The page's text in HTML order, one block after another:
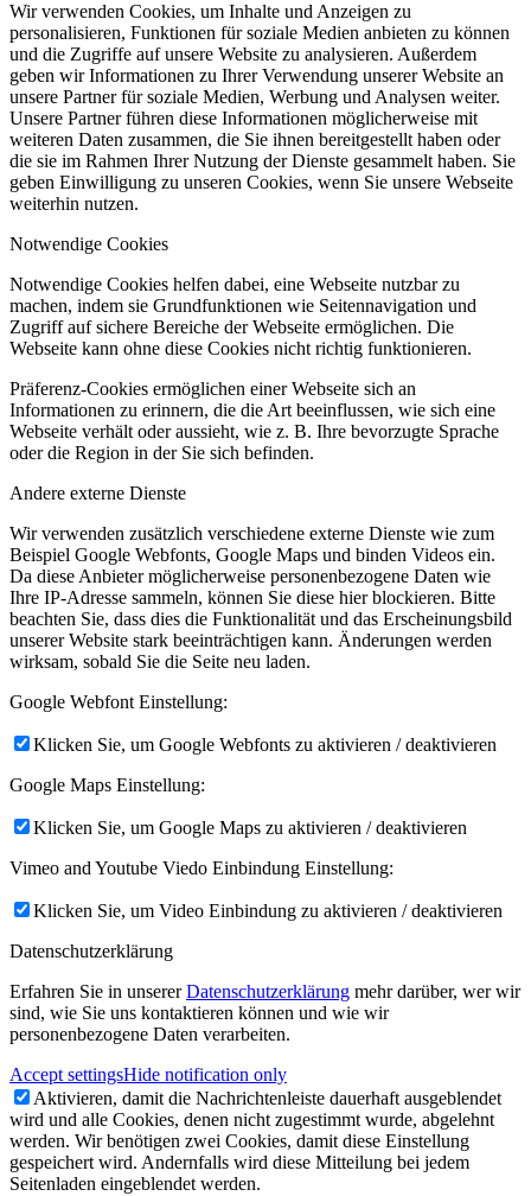
Wir verwenden Cookies, um Inhalte und Anzeigen zu
personalisieren, Funktionen für soziale Medien anbieten zu können
und die Zugriffe auf unsere Website zu analysieren. Außerdem
geben wir Informationen zu Ihrer Verwendung unserer Website an
unsere Partner für soziale Medien, Werbung und Analysen weiter.
Unsere Partner führen diese Informationen möglicherweise mit
weiteren Daten zusammen, die Sie ihnen bereitgestellt haben oder
die sie im Rahmen Ihrer Nutzung der Dienste gesammelt haben. Sie
geben Einwilligung zu unseren Cookies, wenn Sie unsere Webseite
weiterhin nutzen.
Notwendige Cookies
Notwendige Cookies helfen dabei, eine Webseite nutzbar zu
machen, indem sie Grundfunktionen wie Seitennavigation und
Zugriff auf sichere Bereiche der Webseite ermöglichen. Die
Webseite kann ohne diese Cookies nicht richtig funktionieren.
Präferenz-Cookies ermöglichen einer Webseite sich an
Informationen zu erinnern, die die Art beeinflussen, wie sich eine
Webseite verhält oder aussieht, wie z. B. Ihre bevorzugte Sprache
oder die Region in der Sie sich befinden.
Andere externe Dienste
Wir verwenden zusätzlich verschiedene externe Dienste wie zum
Beispiel Google Webfonts, Google Maps und binden Videos ein.
Da diese Anbieter möglicherweise personenbezogene Daten wie
Ihre IP-Adresse sammeln, können Sie diese hier blockieren. Bitte
beachten Sie, dass dies die Funktionalität und das Erscheinungsbild
unserer Website stark beeinträchtigen kann. Änderungen werden
wirksam, sobald Sie die Seite neu laden.
Google Webfont Einstellung:
Klicken Sie, um Google Webfonts zu aktivieren / deaktivieren
Google Maps Einstellung:
Klicken Sie, um Google Maps zu aktivieren / deaktivieren
Vimeo and Youtube Viedo Einbindung Einstellung:
Klicken Sie, um Video Einbindung zu aktivieren / deaktivieren
Datenschutzerklärung
Erfahren Sie in unsererDatenschutzerklärung mehr darüber, wer wir
sind, wie Sie uns kontaktieren können und wie wir
personenbezogene Daten verarbeiten.
Accept settingsHide notification only
Aktivieren, damit die Nachrichtenleiste dauerhaft ausgeblendet
wird und alle Cookies, denen nicht zugestimmt wurde, abgelehnt
werden. Wir benötigen zwei Cookies, damit diese Einstellung
gespeichert wird. Andernfalls wird diese Mitteilung bei jedem
Seitenladen eingeblendet werden.